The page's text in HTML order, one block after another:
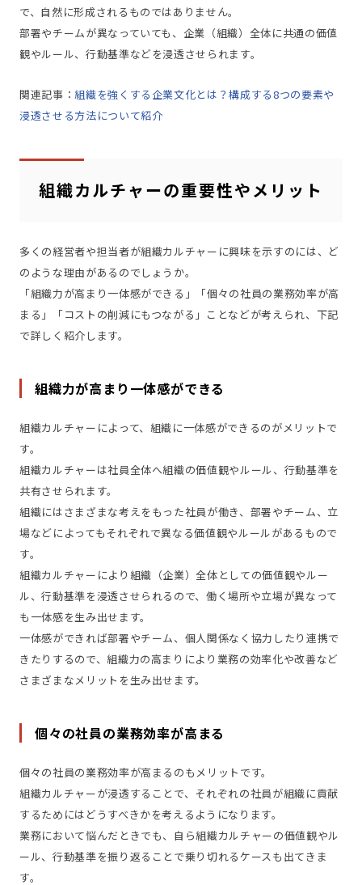
で、自然に形成されるものではありません。
部署やチームが異なっていても、企業（組織）全体に共通の価値
観やルール、行動基準などを浸透させられます。
関連記事：組織を強くする企業文化とは？構成する8つの要素や
浸透させる方法について紹介
組織カルチャーの重要性やメリット
多くの経営者や担当者が組織カルチャーに興味を示すのには、ど
のような理由があるのでしょうか。
「組織力が高まり一体感ができる」「個々の社員の業務効率が高
まる」「コストの削減にもつながる」ことなどが考えられ、下記
で詳しく紹介します。
組織力が高まり一体感ができる
組織カルチャーによって、組織に一体感ができるのがメリットで
す。
組織カルチャーは社員全体へ組織の価値観やルール、行動基準を
共有させられます。
組織にはさまざまな考えをもった社員が働き、部署やチーム、立
場などによってもそれぞれで異なる価値観やルールがあるもので
す。
組織カルチャーにより組織（企業）全体としての価値観やルー
ル、行動基準を浸透させられるので、働く場所や立場が異なって
も一体感を生み出せます。
一体感ができれば部署やチーム、個人関係なく協力したり連携で
きたりするので、組織力の高まりにより業務の効率化や改善など
さまざまなメリットを生み出せます。
個々の社員の業務効率が高まる
個々の社員の業務効率が高まるのもメリットです。
組織カルチャーが浸透することで、それぞれの社員が組織に貢献
するためにはどうすべきかを考えるようになります。
業務において悩んだときでも、自ら組織カルチャーの価値観やル
ール、行動基準を振り返ることで乗り切れるケースも出てきま
す。